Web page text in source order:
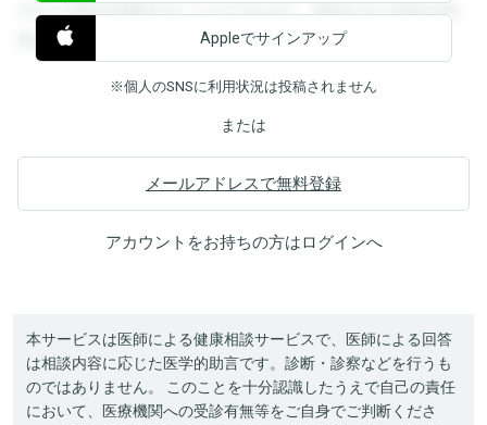
すると回答を閲覧することができます。登録すると回答を閲
覧することができます。
Appleでサインアップ
※個人のSNSに利用状況は投稿されません
または
メールアドレスで無料登録
アカウントをお持ちの方はログインへ
本サービスは医師による健康相談サービスで、医師による回答
は相談内容に応じた医学的助言です。診断・診察などを行うも
のではありません。 このことを十分認識したうえで自己の責任
において、医療機関への受診有無等をご自身でご判断くださ